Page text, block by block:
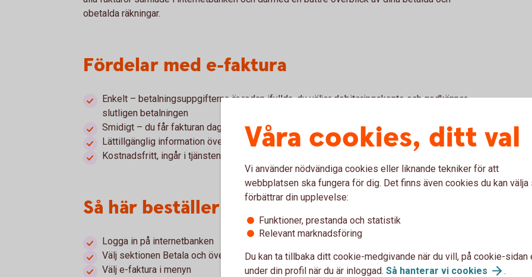
obetalda räkningar.
Fördelar med e-faktura
Enkelt – betalningsuppgifterna är redan ifyllda, du väljer debiteringskonto och godkänner
slutligen betalningen
Smidigt – du får fakturan dagen efter brytdatum
Lättillgänglig information över betalda och obetalda fakturor
Kostnadsfritt, ingår i tjänsten Internetbetalning
Så här beställer du e-faktura
Logga in på internetbanken
Välj sektionen Betala och överföra
Välj e-faktura i menyn
Våra cookies, ditt val
Vi använder nödvändiga cookies eller liknande tekniker för att
webbplatsen ska fungera för dig. Det finns även cookies du kan välja
förbättrar din upplevelse:
Funktioner, prestanda och statistik
Relevant marknadsföring
Du kan ta tillbaka ditt cookie-medgivande när du vill, på cookie-sidan
under din profil när du är inloggad. Så hanterar vi cookies .